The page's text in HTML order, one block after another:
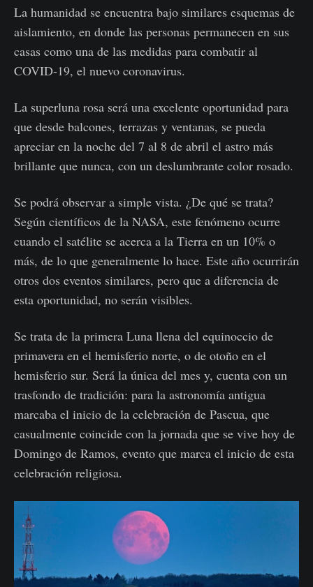
La humanidad se encuentra bajo similares esquemas de
aislamiento, en donde las personas permanecen en sus
casas como una de las medidas para combatir al
COVID-19, el nuevo coronavirus.
La superluna rosa será una excelente oportunidad para
que desde balcones, terrazas y ventanas, se pueda
apreciar en la noche del 7 al 8 de abril el astro más
brillante que nunca, con un deslumbrante color rosado.
Se podrá observar a simple vista. ¿De qué se trata?
Según científicos de la NASA, este fenómeno ocurre
cuando el satélite se acerca a la Tierra en un 10% o
más, de lo que generalmente lo hace. Este año ocurrirán
otros dos eventos similares, pero que a diferencia de
esta oportunidad, no serán visibles.
Se trata de la primera Luna llena del equinoccio de
primavera en el hemisferio norte, o de otoño en el
hemisferio sur. Será la única del mes y, cuenta con un
trasfondo de tradición: para la astronomía antigua
marcaba el inicio de la celebración de Pascua, que
casualmente coincide con la jornada que se vive hoy de
Domingo de Ramos, evento que marca el inicio de esta
celebración religiosa.